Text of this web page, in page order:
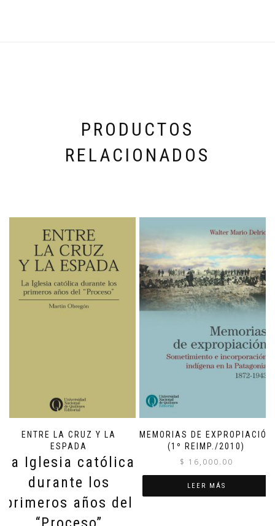
PRODUCTOS
RELACIONADOS
ENTRE LA CRUZ Y LA
ESPADA
La Iglesia católica
durante los
primeros años del
MEMORIAS DE EXPROPIACIÓN
(1º REIMP./2010)
$ 16,000.00
LEER MÁS